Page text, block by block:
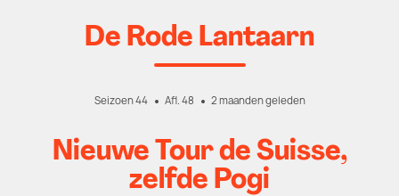
De Rode Lantaarn
Seizoen 44 Afl. 48 2 maanden geleden
Nieuwe Tour de Suisse,
zelfde Pogi